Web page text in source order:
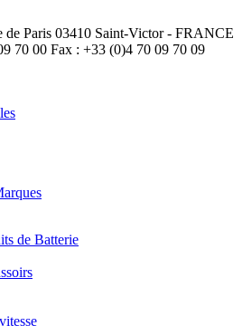
Paris 03410 Saint-Victor - FRANCE
70 00 Fax : +33 (0)4 70 09 70 09
de Batterie